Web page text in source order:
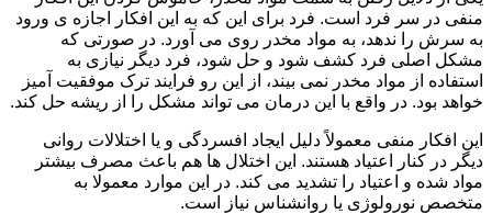
منفی در سر فرد است. فرد برای این که به این افکار اجازه ی ورود
به سرش را ندهد، به مواد مخدر روی می آورد. در صورتی که
مشکل اصلی فرد کشف شود و حل شود، فرد دیگر نیازی به
استفاده از مواد مخدر نمی بیند، از این رو فرایند ترک موفقیت آمیز
خواهد بود. در واقع با این درمان می تواند مشکل را از ریشه حل کند.
این افکار منفی معمولاً دلیل ایجاد افسردگی و یا اختلالات روانی
دیگر در کنار اعتیاد هستند. این اختلال ها هم باعث مصرف بیشتر
مواد شده و اعتیاد را تشدید می کند. در این موارد معمولا به
متخصص نورولوژی یا روانشناس نیاز است.